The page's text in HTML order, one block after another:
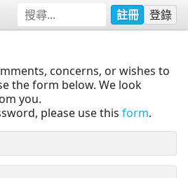
註冊 登錄
concerns, or wishes to
the form below. We look
you.
please use this form.